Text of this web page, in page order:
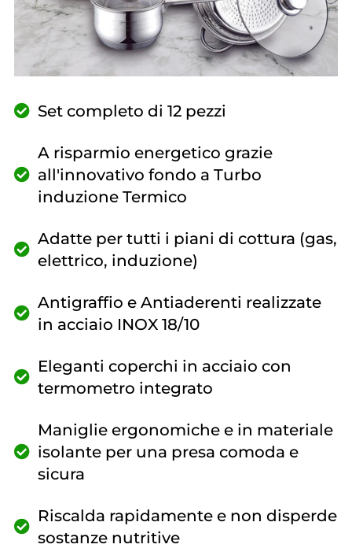
Set completo di 12 pezzi
A risparmio energetico grazie
all'innovativo fondo a Turbo
induzione Termico
Adatte per tutti i piani di cottura (gas,
elettrico, induzione)
Antigraffio e Antiaderenti realizzate
in acciaio INOX 18/10
Eleganti coperchi in acciaio con
termometro integrato
Maniglie ergonomiche e in materiale
isolante per una presa comoda e
sicura
Riscalda rapidamente e non disperde
sostanze nutritive